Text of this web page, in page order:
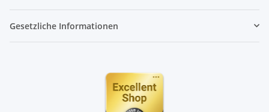
Gesetzliche Informationen